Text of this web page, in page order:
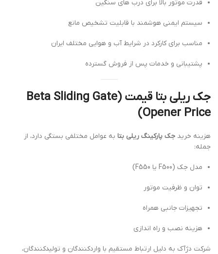
قدرت موتور بالا برای درب های سنگین
سیستم ایمنی هوشمند با قابلیت تشخیص مانع
مناسب برای کارکرد در شرایط آب و هوایی مختلف ایران
پشتیبانی و خدمات پس از فروش گسترده
جک ریلی بتا قیمت (Beta Sliding Gate
Opener Price)
هزینه خرید جک پارکینگ ریلی بتا به عوامل مختلفی بستگی دارد، از
جمله:
مدل جک (F500 یا F550)
توان و ظرفیت موتور
تجهیزات جانبی همراه
هزینه نصب و راه اندازی
شرکت دژآک به دلیل ارتباط مستقیم با واردکنندگان و تولیدکنندگان،